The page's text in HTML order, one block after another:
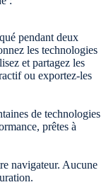
pendant deux
les technologies
et partagez les
ou exportez-les
de technologies
prêtes à
navigateur. Aucune